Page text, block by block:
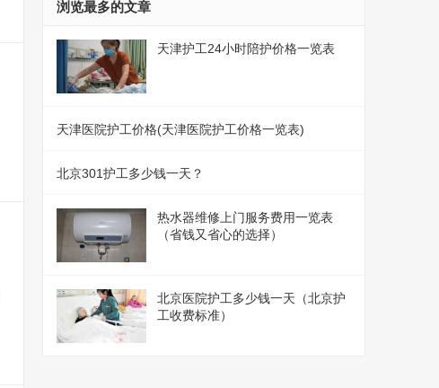
浏览最多的文章
天津护工24小时陪护价格一览表
天津医院护工价格(天津医院护工价格一览表)
北京301护工多少钱一天？
热水器维修上门服务费用一览表
（省钱又省心的选择）
北京医院护工多少钱一天（北京护
工收费标准）